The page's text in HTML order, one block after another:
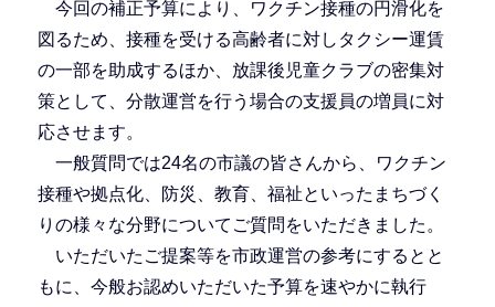
今回の補正予算により、ワクチン接種の円滑化を
図るため、接種を受ける高齢者に対しタクシー運賃
の一部を助成するほか、放課後児童クラブの密集対
策として、分散運営を行う場合の支援員の増員に対
応させます。
一般質問では24名の市議の皆さんから、ワクチン
接種や拠点化、防災、教育、福祉といったまちづく
りの様々な分野についてご質問をいただきました。
いただいたご提案等を市政運営の参考にするとと
もに、今般お認めいただいた予算を速やかに執行